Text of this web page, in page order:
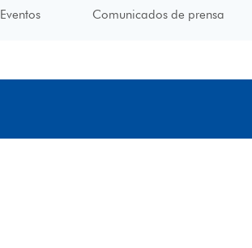
Eventos Comunicados de prensa